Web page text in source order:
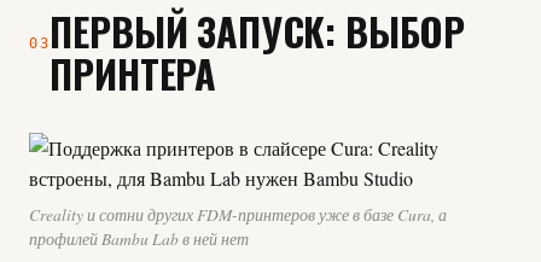
03 ПЕРВЫЙ ЗАПУСК: ВЫБОР
ПРИНТЕРА
Creality и сотни других FDM-принтеров уже в базе Cura, а
профилей Bambu Lab в ней нет